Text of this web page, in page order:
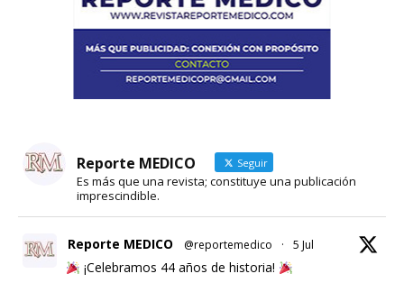
Reporte MEDICO Seguir
Es más que una revista; constituye una publicación
imprescindible.
Reporte MEDICO @reportemedico · 5 Jul
¡Celebramos 44 años de historia!